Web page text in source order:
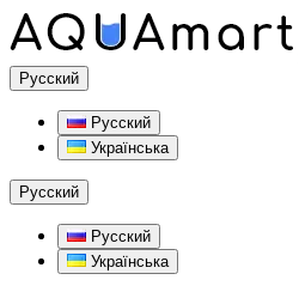
Русский
Русский
Українська
Русский
Русский
Українська